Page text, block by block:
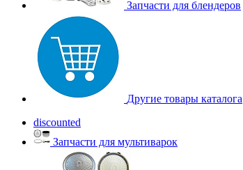
Запчасти для блендеров
Другие товары каталога
discounted
Запчасти для мультиварок